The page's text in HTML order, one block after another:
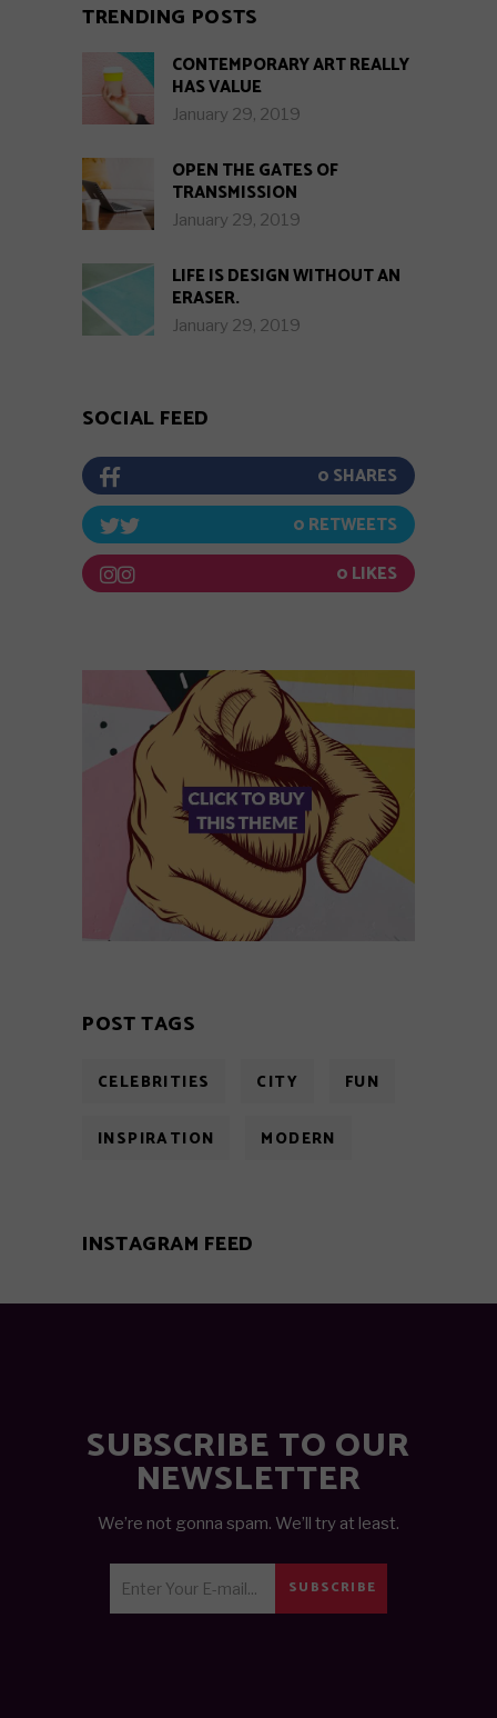
TRENDING POSTS
CONTEMPORARY ART REALLY
HAS VALUE
January 29, 2019
OPEN THE GATES OF
TRANSMISSION
January 29, 2019
LIFE IS DESIGN WITHOUT AN
ERASER.
January 29, 2019
SOCIAL FEED
0
0
0
POST TAGS
CELEBRITIES CITY FUN
INSPIRATION MODERN
INSTAGRAM FEED
SUBSCRIBE TO OUR
NEWSLETTER
We’re not gonna spam. We’ll try at least.
SUBSCRIBE